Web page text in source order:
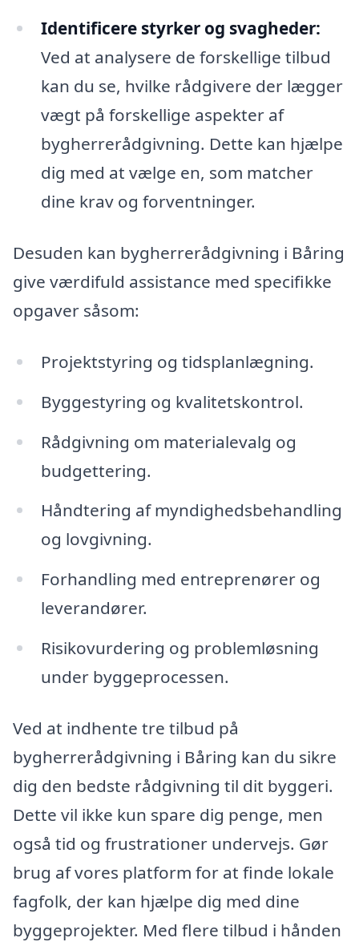
Identificere styrker og svagheder:
Ved at analysere de forskellige tilbud
kan du se, hvilke rådgivere der lægger
vægt på forskellige aspekter af
bygherrerådgivning. Dette kan hjælpe
dig med at vælge en, som matcher
dine krav og forventninger.
Desuden kan bygherrerådgivning i Båring
give værdifuld assistance med specifikke
opgaver såsom:
Projektstyring og tidsplanlægning.
Byggestyring og kvalitetskontrol.
Rådgivning om materialevalg og
budgettering.
Håndtering af myndighedsbehandling
og lovgivning.
Forhandling med entreprenører og
leverandører.
Risikovurdering og problemløsning
under byggeprocessen.
Ved at indhente tre tilbud på
bygherrerådgivning i Båring kan du sikre
dig den bedste rådgivning til dit byggeri.
Dette vil ikke kun spare dig penge, men
også tid og frustrationer undervejs. Gør
brug af vores platform for at finde lokale
fagfolk, der kan hjælpe dig med dine
byggeprojekter. Med flere tilbud i hånden